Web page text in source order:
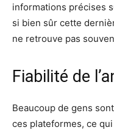
informations précises
si bien sûr cette
ne retrouve pas
Fiabilité de
Beaucoup de gens
ces plateformes, ce qui